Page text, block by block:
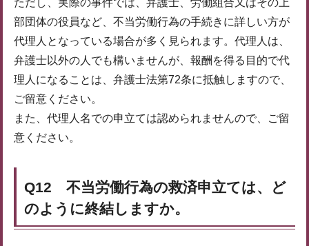
ただし、実際の事件では、弁護士、労働組合又はその上
部団体の役員など、不当労働行為の手続きに詳しい方が
代理人となっている場合が多く見られます。代理人は、
弁護士以外の人でも構いませんが、報酬を得る目的で代
理人になることは、弁護士法第72条に抵触しますので、
ご留意ください。
また、代理人名での申立ては認められませんので、ご留
意ください。
Q12 不当労働行為の救済申立ては、ど
のように終結しますか。